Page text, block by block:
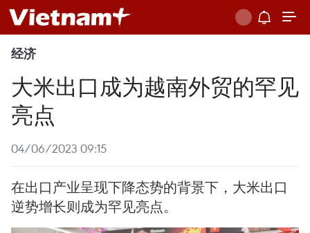
经济
大米出口成为越南外贸的罕见
亮点
04/06/2023 09:15
在出口产业呈现下降态势的背景下，大米出口
逆势增长则成为罕见亮点。